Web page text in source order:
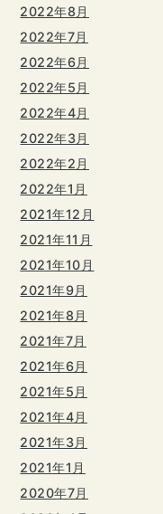
2022年8月
2022年7月
2022年6月
2022年5月
2022年4月
2022年3月
2022年2月
2022年1月
2021年12月
2021年11月
2021年10月
2021年9月
2021年8月
2021年7月
2021年6月
2021年5月
2021年4月
2021年3月
2021年1月
2020年7月